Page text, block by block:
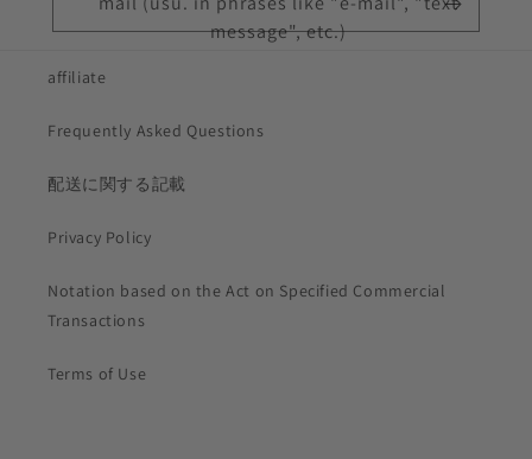
message", etc.)
affiliate
Frequently Asked Questions
配送に関する記載
Privacy Policy
Notation based on the Act on Specified Commercial
Transactions
Terms of Use